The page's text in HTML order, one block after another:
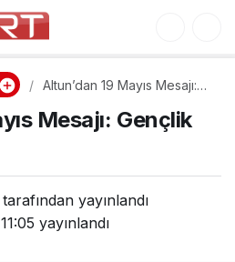
Altun’dan 19 Mayıs Mesajı:
Mesajı: Gençlik
tarafından yayınlandı
yayınlandı